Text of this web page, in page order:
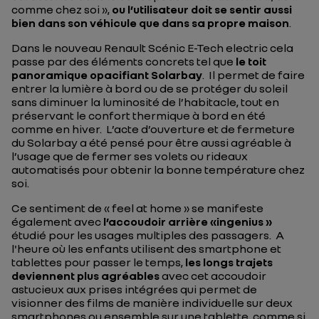
comme chez soi », ou l’utilisateur doit se sentir aussi
bien dans son véhicule que dans sa propre maison.
Dans le nouveau Renault Scénic E-Tech electric cela
passe par des éléments concrets tel que le toit
panoramique opacifiant Solarbay. Il permet de faire
entrer la lumière à bord ou de se protéger du soleil
sans diminuer la luminosité de l’habitacle, tout en
préservant le confort thermique à bord en été
comme en hiver. L’acte d’ouverture et de fermeture
du Solarbay a été pensé pour être aussi agréable à
l’usage que de fermer ses volets ou rideaux
automatisés pour obtenir la bonne température chez
soi.
Ce sentiment de « feel at home » se manifeste
également avec l’accoudoir arrière «ingenius »
étudié pour les usages multiples des passagers. A
l'heure où les enfants utilisent des smartphone et
tablettes pour passer le temps, les longs trajets
deviennent plus agréablesavec cet accoudoir
astucieux aux prises intégrées qui permet de
visionner des films de manière individuelle sur deux
smartphones ou ensemble sur une tablette, comme si